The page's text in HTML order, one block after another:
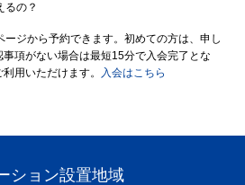
るの？
ージから予約できます。初めての方は、申し
項がない場合は最短15分で入会完了とな
用いただけます。
入会はこちら
ション設置地域